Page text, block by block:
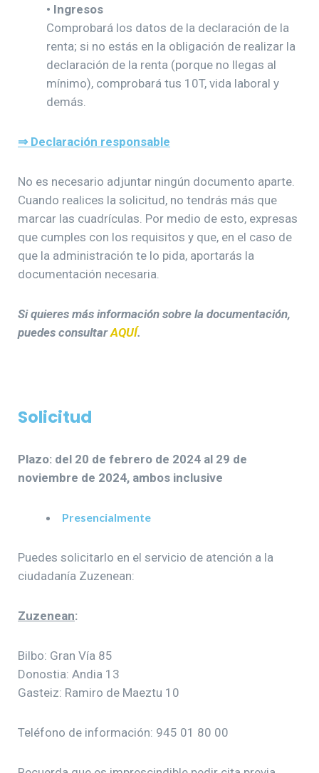
• Ingresos
Comprobará los datos de la declaración de la
renta; si no estás en la obligación de realizar la
declaración de la renta (porque no llegas al
mínimo), comprobará tus 10T, vida laboral y
demás.
⇒ Declaración responsable
No es necesario adjuntar ningún documento aparte.
Cuando realices la solicitud, no tendrás más que
marcar las cuadrículas. Por medio de esto, expresas
que cumples con los requisitos y que, en el caso de
que la administración te lo pida, aportarás la
documentación necesaria.
Si quieres más información sobre la documentación,
puedes consultarAQUÍ.
Solicitud
Plazo: del 20 de febrero de 2024 al 29 de
noviembre de 2024, ambos inclusive
Presencialmente
Puedes solicitarlo en el servicio de atención a la
ciudadanía Zuzenean:
Zuzenean:
Bilbo: Gran Vía 85
Donostia: Andia 13
Gasteiz: Ramiro de Maeztu 10
Teléfono de información: 945 01 80 00